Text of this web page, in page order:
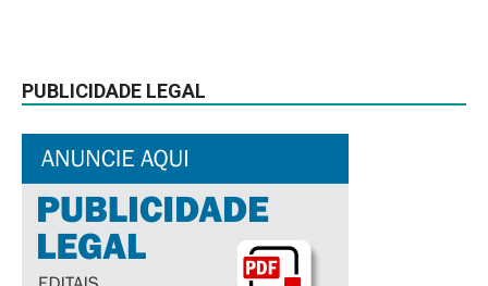
PUBLICIDADE LEGAL